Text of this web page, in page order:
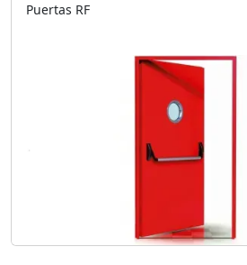
Puertas RF